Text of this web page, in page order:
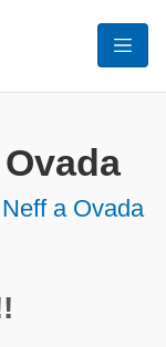
a Ovada